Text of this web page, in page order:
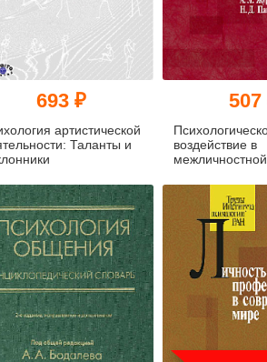
693 ₽
артистической
Таланты и
507
воздействие в